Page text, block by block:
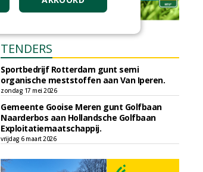
TENDERS
Sportbedrijf Rotterdam gunt semi
organische meststoffen aan Van Iperen.
zondag 17 mei 2026
Gemeente Gooise Meren gunt Golfbaan
Naarderbos aan Hollandsche Golfbaan
Exploitatiemaatschappij.
vrijdag 6 maart 2026